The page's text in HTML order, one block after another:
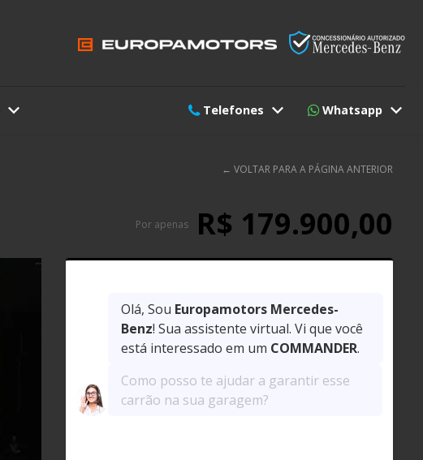
Telefones Whatsapp
← VOLTAR PARA A PÁGINA ANTERIOR
Por apenas R$ 179.900,00